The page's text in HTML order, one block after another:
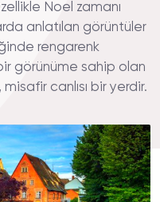
Noel zamanı
anlatılan görüntüler
rengarenk
görünüme sahip olan
misafir canlısı bir yerdir.